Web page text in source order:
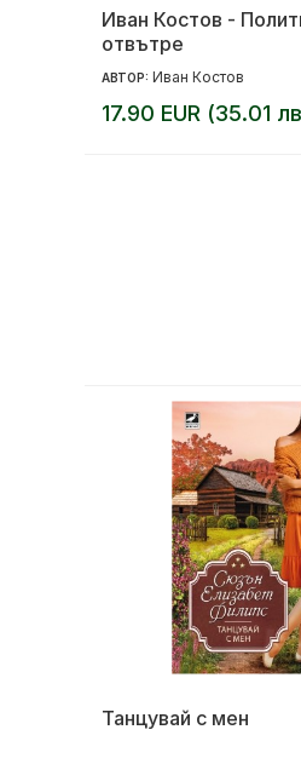
Иван Костов -
отвътре
АВТОР: Иван Костов
17.90 EUR (35.01
Танцувай с мен